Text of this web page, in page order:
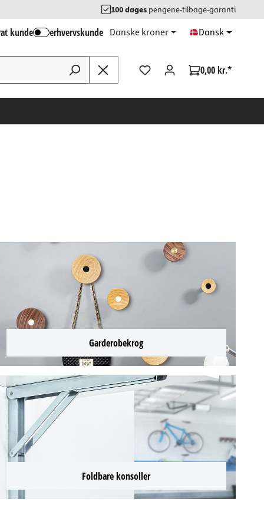
100 dagespengene-tilbage-garanti
kunde erhvervskunde Danske kroner Dansk
0,00 kr.*
Garderobekrog
Foldbare konsoller